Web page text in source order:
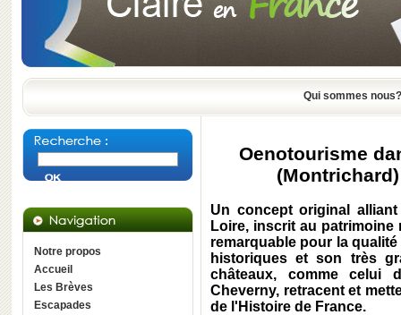
Qui sommes nous?
Notre propos
Accueil
Les Brèves
Escapades
Oenotourisme
Un concept original
Loire, inscrit au patrimoine
remarquable pour la
historiques et son très
châteaux, comme celui
Cheverny, retracent et
de l'Histoire de France.